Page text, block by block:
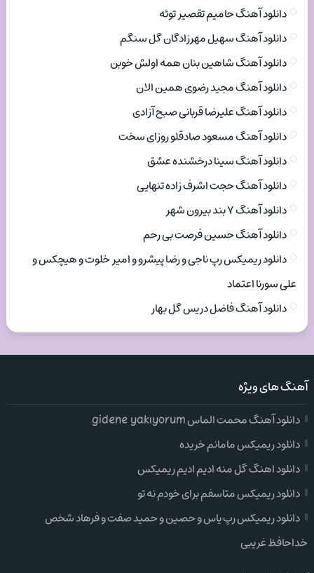
دانلود آهنگ حامیم تقصیر توئه
دانلود آهنگ سهیل مهرزادگان گل سنگم
دانلود آهنگ شاهین بنان همه اولش خوبن
دانلود آهنگ مجید رضوی همین الان
دانلود آهنگ علیرضا قربانی صبح آزادی
دانلود آهنگ مسعود صادقلو روزای سخت
دانلود آهنگ سینا درخشنده عشق
دانلود آهنگ حجت اشرف زاده تنهایی
دانلود آهنگ ۷ بند بیرون شهر
دانلود آهنگ حسین فرصت بی رحم
دانلود ریمیکس رپ ناجی و رضا پیشرو و امیر خلوت و هیچکس و
علی سورنا اعتماد
دانلود آهنگ فاضل دریس گل بهار
آهنگ های ویژه
دانلود آهنگ محمت الماس gidene yakıyorum
دانلود ریمیکس مامانم خریده
دانلود اهنگ گل منه ادیم ادیم ریمیکس
دانلود ریمیکس متاسفم برای خودم نه تو
دانلود ریمیکس رپ یاس و حصین و حمید صفت و فرهاد شخص
خداحافظ غریبی